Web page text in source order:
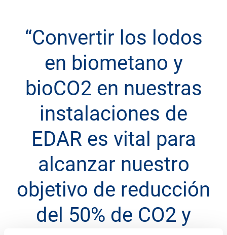
“Convertir los lodos
en biometano y
bioCO2 en nuestras
instalaciones de
EDAR es vital para
alcanzar nuestro
objetivo de reducción
del 50% de CO2 y